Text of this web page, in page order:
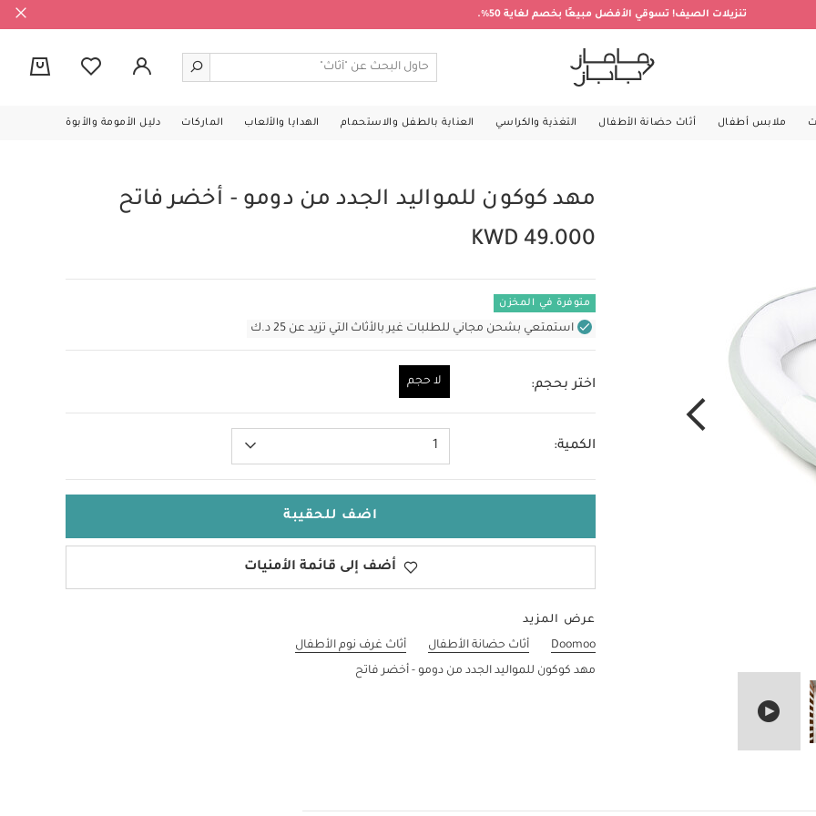
تنزيلات الصيف! تسوقي الأفضل مبيعًا بخصم لغاية 50%.
ملابس أطفال أثاث حضانة الأطفال التغذية والكراسي العناية بالطفل والاستحمام الهدايا والألعاب الماركات دليل الأمومة والأبوة
مهد كوكون للمواليد الجدد من دومو - أخضر فاتح
KWD 49.000
متوفرة في المخزن
استمتعي بشحن مجاني للطلبات غير بالأثاث التي تزيد عن 25 د.ك
اختر بحجم: لا حجم
الكمية: 1
اضف للحقيبة
أضف إلى قائمة الأمنيات
عرض المزيد
Doomoo
أثاث حضانة الأطفال
أثاث غرف نوم الأطفال
مهد كوكون للمواليد الجدد من دومو - أخضر فاتح